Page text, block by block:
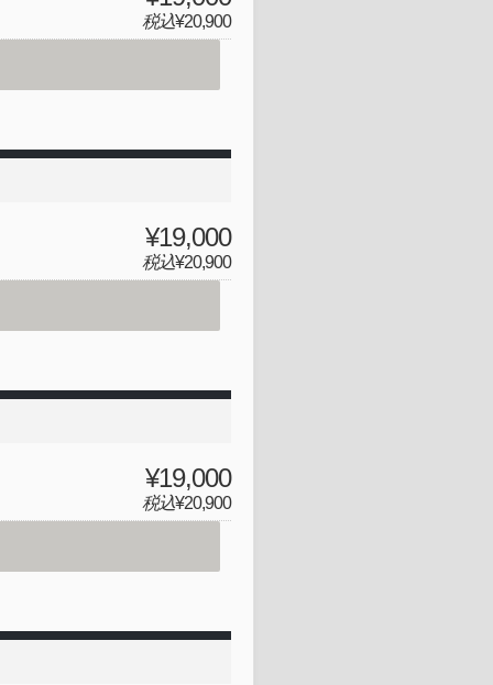
税込¥20,900
¥19,000
税込¥20,900
¥19,000
税込¥20,900